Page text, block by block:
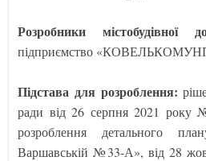
Розробники містобудівної
підприємство
Підстава для розроблення:
ради від 26 серпня 2021 року
розроблення детального
Варшавській №33-А», від 28